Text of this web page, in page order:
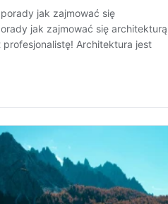
jak zajmować się
jak zajmować się architekturą
Architektura jest